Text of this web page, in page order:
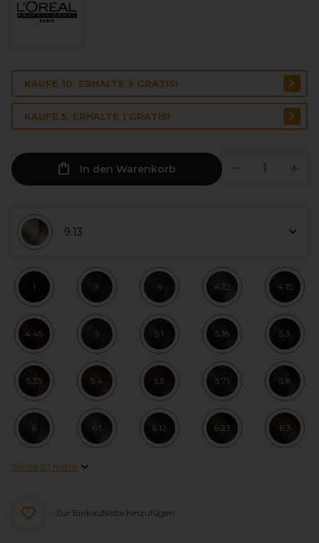
KAUFE 10, ERHALTE 3 GRATIS!
KAUFE 5, ERHALTE 1 GRATIS!
In den Warenkorb
9.13
1 3 4 4.12 4.15
4.45 5 5.1 5.18 5.3
5.35 5.4 5.5 5.71 5.8
6 6.1 6.12 6.23 6.3
Siehe 27 mehr
Zur Einkaufsliste hinzufügen